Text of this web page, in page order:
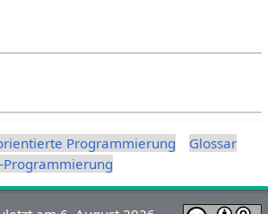
Programmierung
Glossar